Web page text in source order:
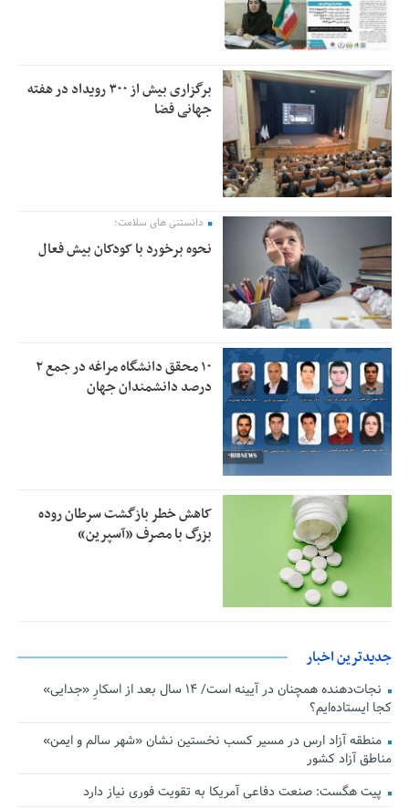
برگزاری بیش از ۳۰۰ رویداد در هفته
جهانی فضا
دانستنی های سلامت؛
نحوه برخورد با کودکان بیش فعال
۱۰ محقق دانشگاه مراغه در جمع ۲
درصد دانشمندان جهان
کاهش خطر بازگشت سرطان روده
بزرگ با مصرف «آسپرین»
جدیدترین اخبار
نجات‌دهنده‌ همچنان در آیینه است/ ۱۴ سال بعد از اسکارِ «جدایی»
کجا ایستاده‌ایم؟
منطقه آزاد ارس در مسیر کسب نخستین نشان «شهر سالم و ایمن»
مناطق آزاد کشور
پیت هگست: صنعت دفاعی آمریکا به تقویت فوری نیاز دارد